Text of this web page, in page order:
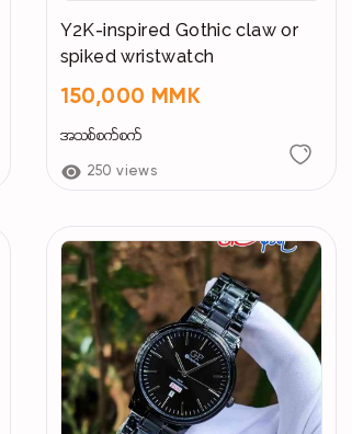
Y2K-inspired Gothic claw or
spiked wristwatch
150,000 MMK
အသစ်စက်စက်
250 views